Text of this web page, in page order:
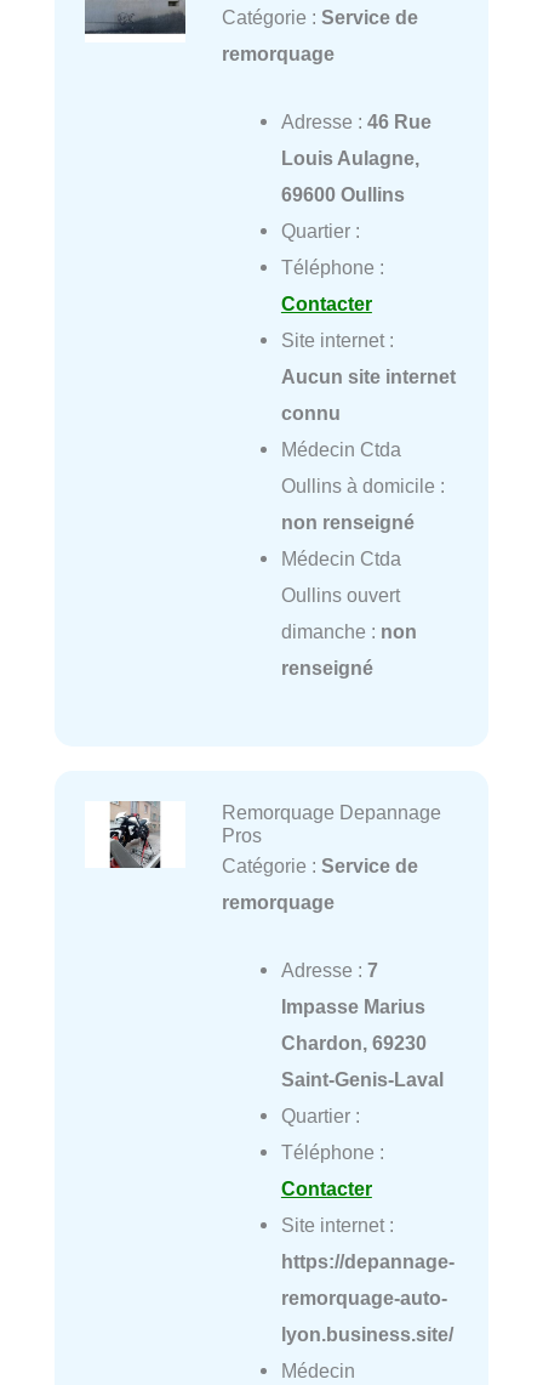
Catégorie : Service de
remorquage
Adresse : 46 Rue
Louis Aulagne,
69600 Oullins
Quartier :
Téléphone :
Contacter
Site internet :
Aucun site internet
connu
Médecin Ctda
Oullins à domicile :
non renseigné
Médecin Ctda
Oullins ouvert
dimanche : non
renseigné
Remorquage Depannage
Pros
Catégorie : Service de
remorquage
Adresse : 7
Impasse Marius
Chardon, 69230
Saint-Genis-Laval
Quartier :
Téléphone :
Contacter
Site internet :
https://depannage-
remorquage-auto-
lyon.business.site/
Médecin